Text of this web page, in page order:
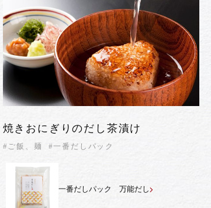
焼きおにぎりのだし茶漬け
#ご飯、麺 #一番だしパック
一番だしパック 万能だし